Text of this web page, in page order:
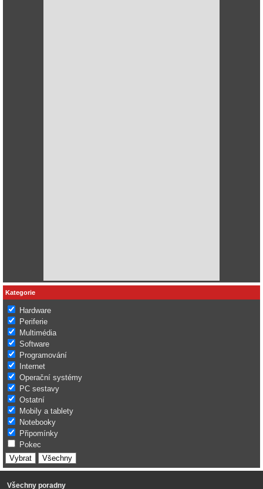
Kategorie
Hardware
Periferie
Multimédia
Software
Programování
Internet
Operační systémy
PC sestavy
Ostatní
Mobily a tablety
Notebooky
Připomínky
Pokec
Všechny poradny